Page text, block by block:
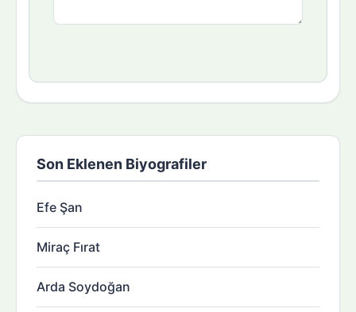
Son Eklenen Biyografiler
Efe Şan
Miraç Fırat
Arda Soydoğan